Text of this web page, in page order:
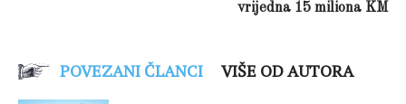
vrijedna 15 miliona KM
POVEZANI ČLANCI VIŠE OD AUTORA